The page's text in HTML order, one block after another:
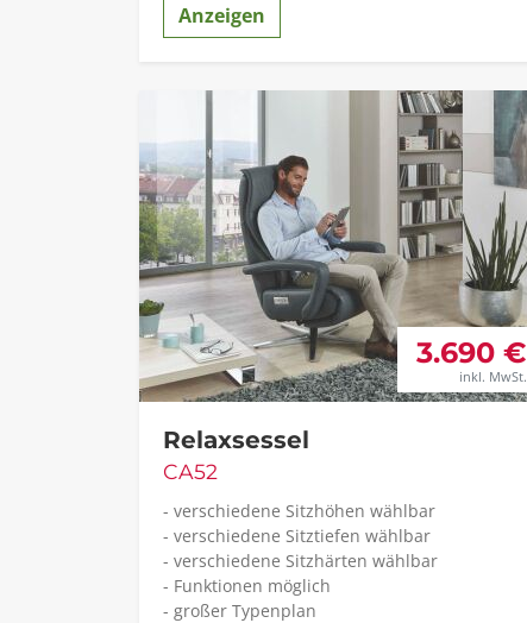
Anzeigen
3.690 €
inkl. MwSt.
Relaxsessel
CA52
- verschiedene Sitzhöhen wählbar
- verschiedene Sitztiefen wählbar
- verschiedene Sitzhärten wählbar
- Funktionen möglich
- großer Typenplan